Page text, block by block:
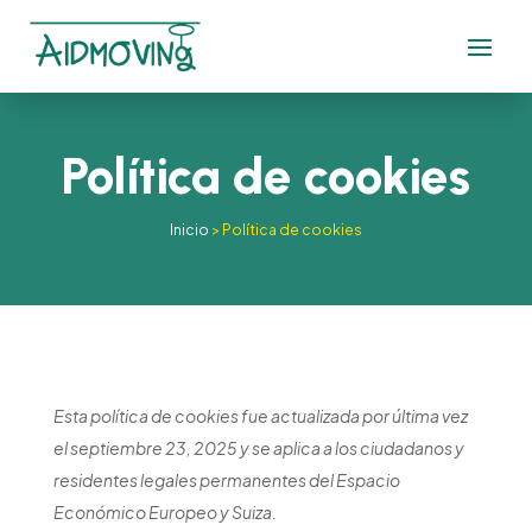
Política de cookies
Inicio > Política de cookies
Esta política de cookies fue actualizada por última vez
el septiembre 23, 2025 y se aplica a los ciudadanos y
residentes legales permanentes del Espacio
Económico Europeo y Suiza.